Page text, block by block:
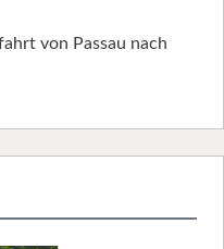
von Passau nach